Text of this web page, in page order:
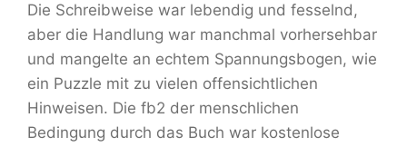
Die Schreibweise war lebendig und fesselnd,
aber die Handlung war manchmal vorhersehbar
und mangelte an echtem Spannungsbogen, wie
ein Puzzle mit zu vielen offensichtlichen
Hinweisen. Die fb2 der menschlichen
Bedingung durch das Buch war kostenlose